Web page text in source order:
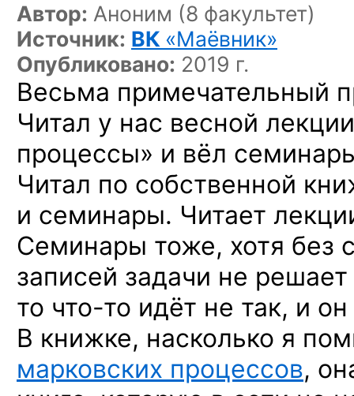
Автор: Аноним (8 факультет)
Источник: ВК «Маёвник»
Опубликовано: 2019 г.
Весьма примечательный
Читал у нас весной
процессы» и вёл
Читал по собственной
и семинары. Читает
Семинары тоже, хотя без
записей задачи не
то что-то идёт не так, и
В книжке, насколько я
марковских процессов,